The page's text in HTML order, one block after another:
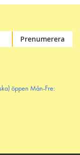
Prenumerera
öppen Mån-Fre: